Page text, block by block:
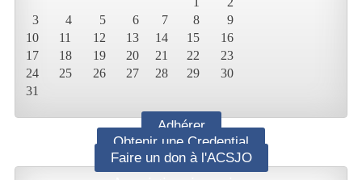
3
4 5 6 7 8
9
10
11 12 13 14 15
16
17
18 19 20 21 22
23
24
25 26 27 28 29
30
31
Adhérer
Obtenir une Credential
Faire un don à l'ACSJO